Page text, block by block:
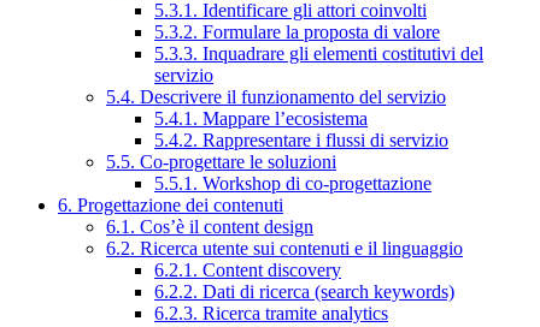
5.3.1. Identificare gli attori coinvolti
5.3.2. Formulare la proposta di valore
5.3.3. Inquadrare gli elementi costitutivi del
servizio
5.4. Descrivere il funzionamento del servizio
5.4.1. Mappare l’ecosistema
5.4.2. Rappresentare i flussi di servizio
5.5. Co-progettare le soluzioni
5.5.1. Workshop di co-progettazione
6. Progettazione dei contenuti
6.1. Cos’è il content design
6.2. Ricerca utente sui contenuti e il linguaggio
6.2.1. Content discovery
6.2.2. Dati di ricerca (search keywords)
6.2.3. Ricerca tramite analytics